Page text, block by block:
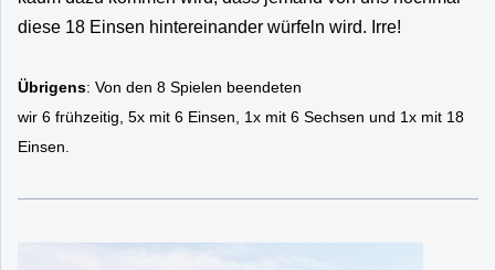
diese 18 Einsen hintereinander würfeln wird. Irre!
Übrigens: Von den 8 Spielen beendeten
wir 6 frühzeitig, 5x mit 6 Einsen, 1x mit 6 Sechsen und 1x mit 18
Einsen.